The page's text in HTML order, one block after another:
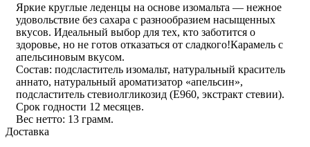
Яркие круглые леденцы на основе изомальта — нежное
удовольствие без сахара с разнообразием насыщенных
вкусов. Идеальный выбор для тех, кто заботится о
здоровье, но не готов отказаться от сладкого!Карамель с
апельсиновым вкусом.
Состав: подсластитель изомальт, натуральный краситель
аннато, натуральный ароматизатор «апельсин»,
подсластитель стевиолгликозид (Е960, экстракт стевии).
Срок годности 12 месяцев.
Вес нетто: 13 грамм.
Доставка